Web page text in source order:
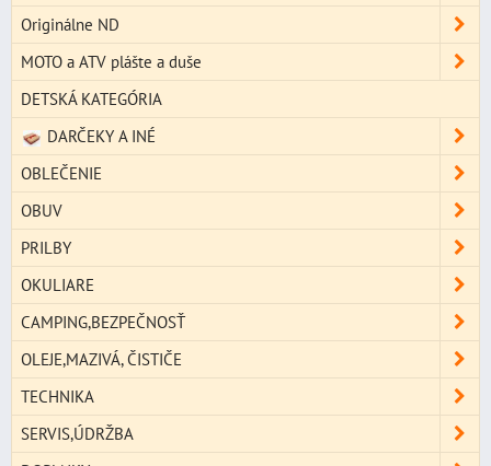
Originálne ND
MOTO a ATV plášte a duše
DETSKÁ KATEGÓRIA
DARČEKY A INÉ
OBLEČENIE
OBUV
PRILBY
OKULIARE
CAMPING,BEZPEČNOSŤ
OLEJE,MAZIVÁ, ČISTIČE
TECHNIKA
SERVIS,ÚDRŽBA